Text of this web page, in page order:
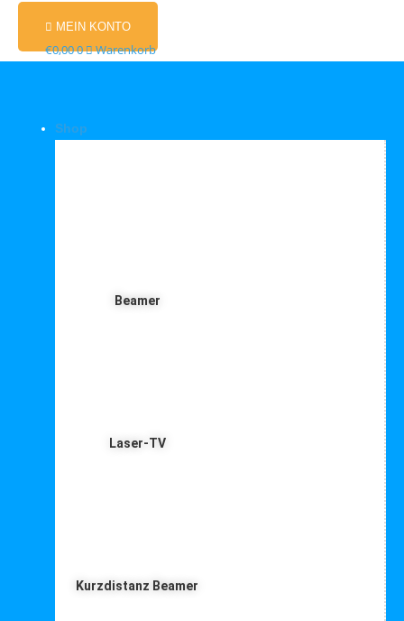
MEIN KONTO
€0,000 Warenkorb
Shop
Beamer
Laser-TV
Kurzdistanz Beamer